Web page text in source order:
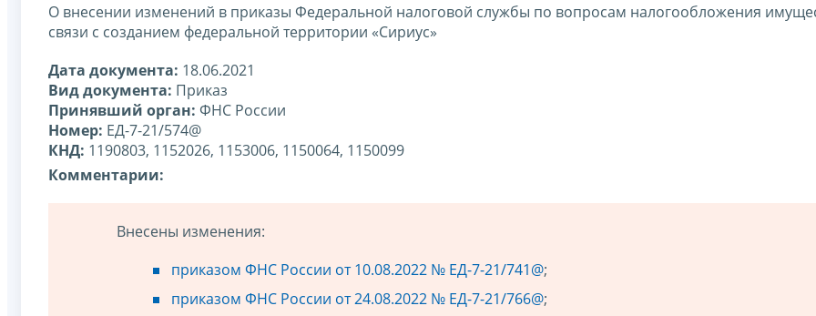
О внесении изменений в приказы Федеральной налоговой службы по вопросам налогообложения
связи с созданием федеральной территории «Сириус»
Дата документа: 18.06.2021
Вид документа: Приказ
Принявший орган: ФНС России
Номер: ЕД-7-21/574@
КНД: 1190803, 1152026, 1153006, 1150064, 1150099
Комментарии:
Внесены изменения:
приказом ФНС России от 10.08.2022 № ЕД-7-21/741@;
приказом ФНС России от 24.08.2022 № ЕД-7-21/766@;